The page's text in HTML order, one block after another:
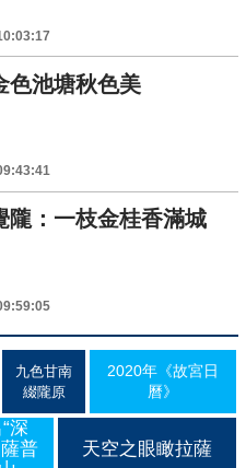
色池塘秋色美
隴：一枝金桂香滿城
九色甘南
綴隴原
2020年《故宮日
曆》
深
普
天空之眼瞰拉薩